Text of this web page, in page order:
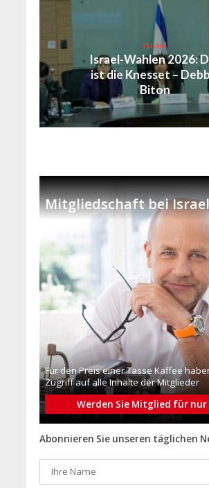
Israel
Israel-Wahlen 2026:
ist die Knesset –
Biton
Mitgliedschaft bei
Für den Preis einer Tasse Kaffee
Zugriff auf alle Inhalte der Mitglieder
Werden Sie Mitglied für nur
Abonnieren Sie unseren täglichen